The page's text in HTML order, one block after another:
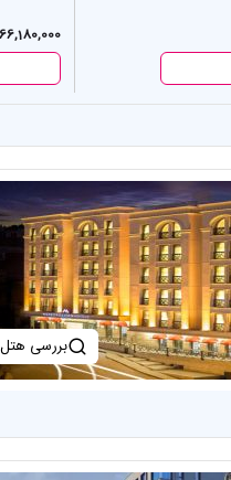
66,180,000 تومان
بررسی هتل